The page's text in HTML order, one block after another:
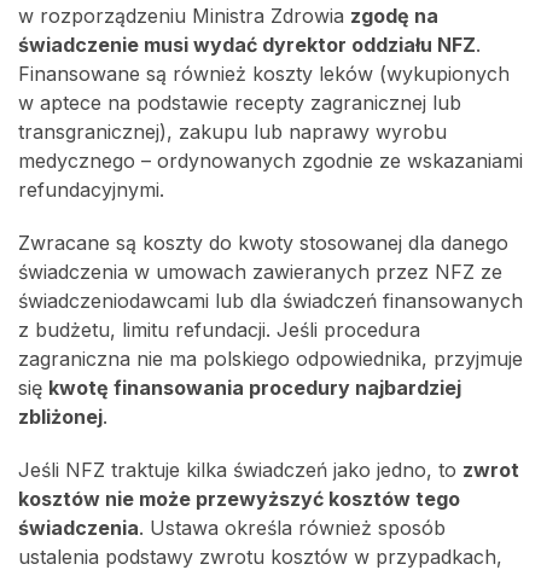
w rozporządzeniu Ministra Zdrowia zgodę na
świadczenie musi wydać dyrektor oddziału NFZ.
Finansowane są również koszty leków (wykupionych
w aptece na podstawie recepty zagranicznej lub
transgranicznej), zakupu lub naprawy wyrobu
medycznego – ordynowanych zgodnie ze wskazaniami
refundacyjnymi.
Zwracane są koszty do kwoty stosowanej dla danego
świadczenia w umowach zawieranych przez NFZ ze
świadczeniodawcami lub dla świadczeń finansowanych
z budżetu, limitu refundacji. Jeśli procedura
zagraniczna nie ma polskiego odpowiednika, przyjmuje
się kwotę finansowania procedury najbardziej
zbliżonej.
Jeśli NFZ traktuje kilka świadczeń jako jedno, to zwrot
kosztów nie może przewyższyć kosztów tego
świadczenia. Ustawa określa również sposób
ustalenia podstawy zwrotu kosztów w przypadkach,